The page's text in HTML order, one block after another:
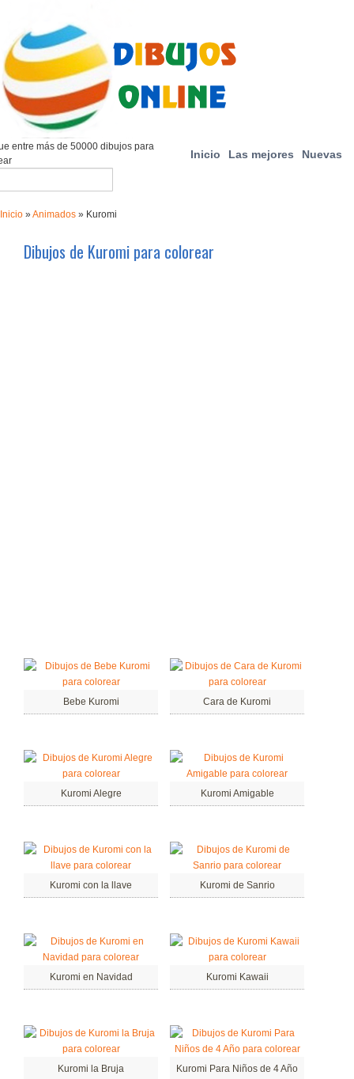
Inicio Las mejores Nuevas
entre más de 50000 dibujos para
Inicio »Animados » Kuromi
Dibujos de Kuromi para colorear
Bebe Kuromi Cara de Kuromi
Kuromi Alegre Kuromi Amigable
Kuromi con la llave Kuromi de Sanrio
Kuromi en Navidad Kuromi Kawaii
Kuromi la Bruja Kuromi Para Niños de 4 Año